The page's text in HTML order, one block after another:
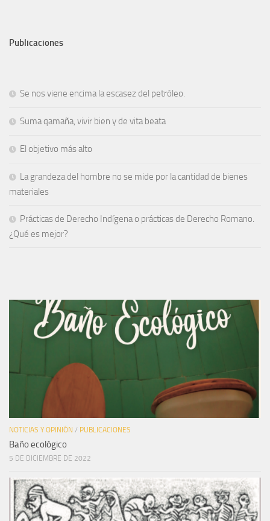
Publicaciones
Se nos viene encima la escasez del petróleo.
Suma qamaña, vivir bien y de vita beata
El objetivo más alto
La grandeza del hombre no se mide por la cantidad de bienes
materiales
Prácticas de Derecho Indígena o prácticas de Derecho Romano.
¿Qué es mejor?
NOTICIAS Y OPINIÓN / PUBLICACIONES
Baño ecológico
5 DE DICIEMBRE DE 2022